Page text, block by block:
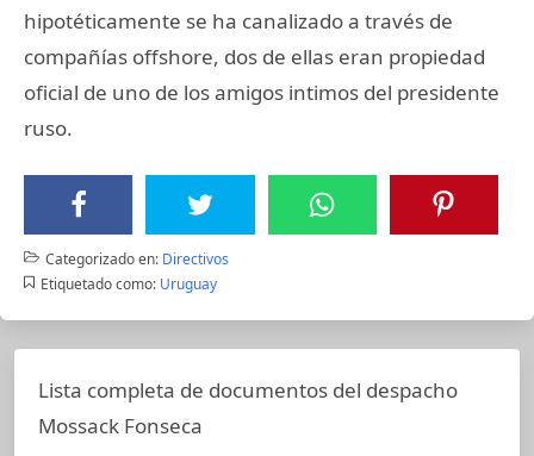
hipotéticamente se ha canalizado a través de
compañías offshore, dos de ellas eran propiedad
oficial de uno de los amigos intimos del presidente
ruso.
Categorizado en: Directivos
Etiquetado como: Uruguay
Lista completa de documentos del despacho
Mossack Fonseca